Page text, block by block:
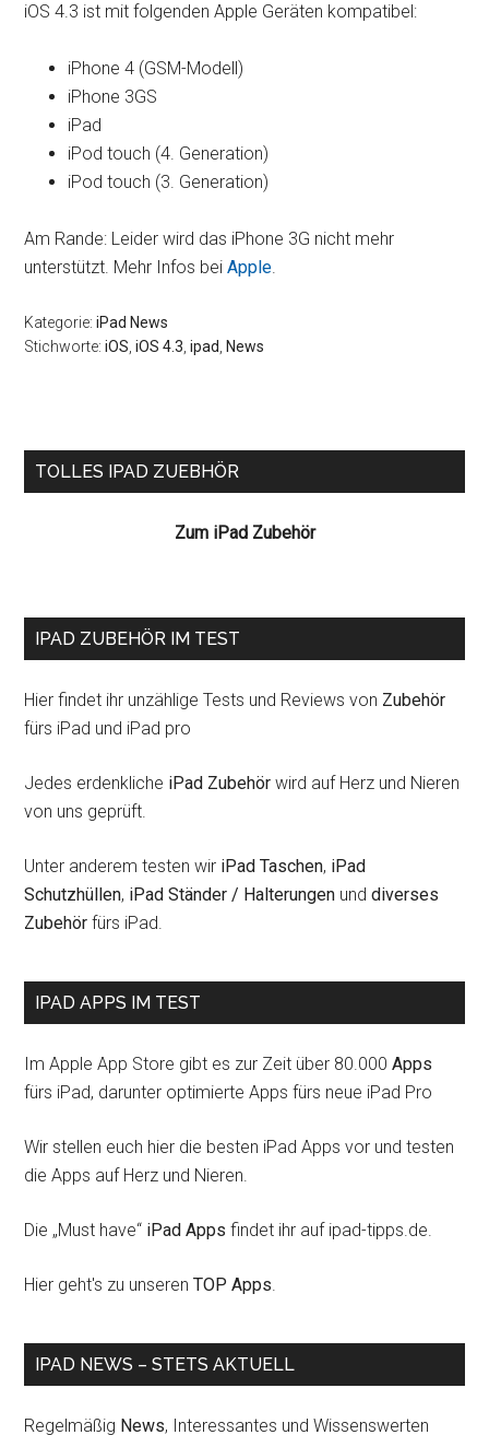
iOS 4.3 ist mit folgenden Apple Geräten kompatibel:
iPhone 4 (GSM-Modell)
iPhone 3GS
iPad
iPod touch (4. Generation)
iPod touch (3. Generation)
Am Rande: Leider wird das iPhone 3G nicht mehr
unterstützt. Mehr Infos beiApple.
Kategorie:iPad News
Stichworte:iOS ,iOS 4.3 ,ipad News
Seitenspalte
TOLLES IPAD ZUEBHÖR
Zum iPad Zubehör
IPAD ZUBEHÖR IM TEST
Hier findet ihr unzählige Tests und Reviews von Zubehör
fürs iPad und iPad pro
Jedes erdenkliche iPad Zubehör wird auf Herz und Nieren
von uns geprüft.
Unter anderem testen wir iPad Taschen, iPad
Schutzhüllen, iPad Ständer / Halterungen unddiverses
Zubehör fürs iPad.
IPAD APPS IM TEST
Im Apple App Store gibt es zur Zeit über 80.000Apps
fürs iPad, darunter optimierte Apps fürs neue iPad Pro
Wir stellen euch hier die besten iPad Apps vor und testen
die Apps auf Herz und Nieren.
Die „Must have“ iPad Apps findet ihr auf ipad-tipps.de.
Hier geht's zu unserenTOP Apps.
IPAD NEWS – STETS AKTUELL
Regelmäßig News, Interessantes und Wissenswerten